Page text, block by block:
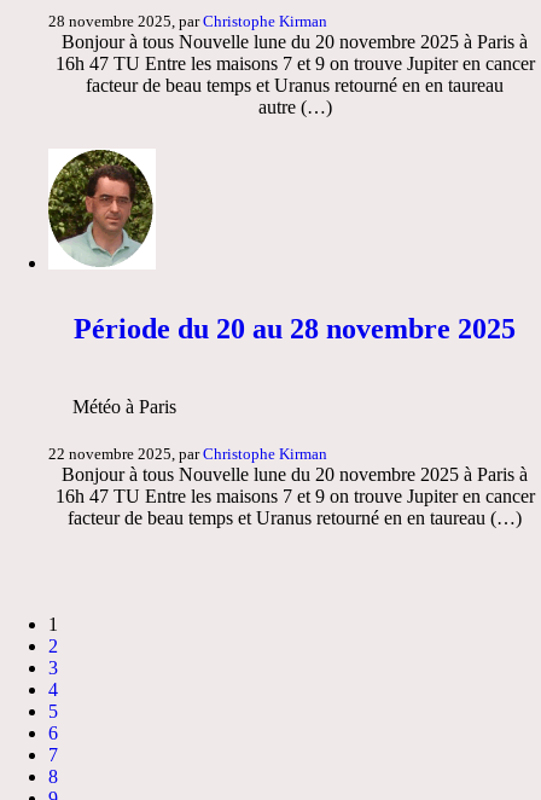
28 novembre 2025, parChristophe Kirman
Bonjour à tous Nouvelle lune du 20 novembre 2025 à Paris à
16h 47 TU Entre les maisons 7 et 9 on trouve Jupiter en cancer
facteur de beau temps et Uranus retourné en en taureau
autre (…)
Période du 20 au 28 novembre 2025
Météo à Paris
22 novembre 2025, parChristophe Kirman
Bonjour à tous Nouvelle lune du 20 novembre 2025 à Paris à
16h 47 TU Entre les maisons 7 et 9 on trouve Jupiter en cancer
facteur de beau temps et Uranus retourné en en taureau (…)
1
2
3
4
5
6
7
8